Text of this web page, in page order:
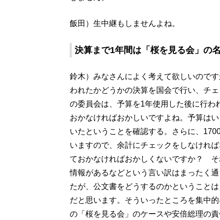
飯田）生中継もしませんよね。
決算まで1年間は「桜を見る会」の
鈴木）みなさんによく考えて欲しいので
われたかどうかの決算を国会で行い、チ
の委員会は、予算を1年使用した後に行
おかなければおかしいですよね。予算は
いたということを確認する。さらに、
いますので、余計にチェックをしなけれ
ておかなければおかしくないですか？
情報があるなどという言い訳はまったく
たが、公文書をどうするのかということ
だと思います。そういったところを集中
の「桜を見る会」のケースや安倍総理の